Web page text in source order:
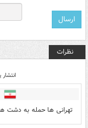
نظرات
انتشار
تهرانی ها حمله به دشت